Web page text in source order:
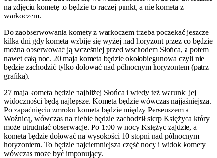
na zdjęciu kometę to będzie to raczej punkt, a nie kometa z
warkoczem.
Do zaobserwowania komety z warkoczem trzeba poczekać jeszcze
kilka dni gdy kometa wzbije się wyżej nad horyzont przez co będzie
można obserwować ją wcześniej przed wschodem Słońca, a potem
nawet całą noc. 20 maja kometa będzie okołobiegunowa czyli nie
będzie zachodzić tylko dołować nad północnym horyzontem (patrz
grafika).
27 maja kometa będzie najbliżej Słońca i wtedy też warunki jej
widoczności będą najlepsze. Kometa będzie wówczas najjaśniejsza.
Po zapadnięciu zmroku kometa będzie między Perseuszem a
Woźnicą, wówczas na niebie będzie zachodził sierp Księżyca który
może utrudniać obserwacje. Po 1:00 w nocy Księżyc zajdzie, a
kometa będzie dołować na wysokości 10 stopni nad północnym
horyzontem. To będzie najciemniejsza część nocy i widok komety
wówczas może być imponujący.